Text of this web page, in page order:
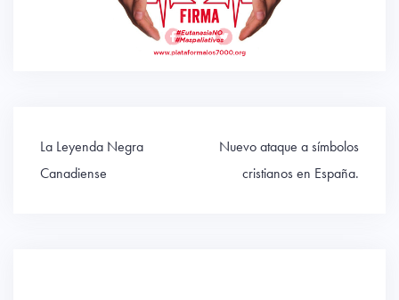
Navegación
de
entradas
La Leyenda Negra
Canadiense
Nuevo ataque a símbolos
cristianos en España.